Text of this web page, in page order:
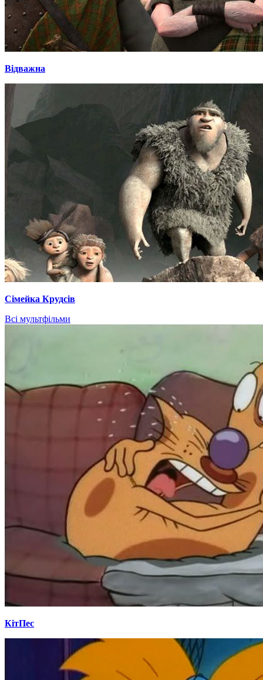
Відважна
Сімейка Крудсів
Всі мультфільми
КітПес